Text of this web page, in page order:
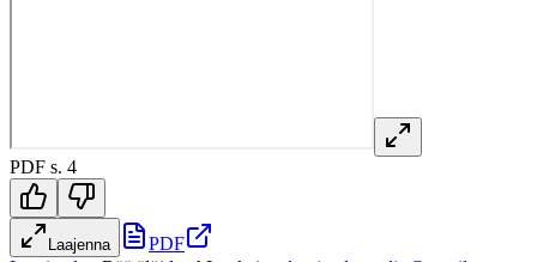
PDF s. 4
Laajenna
PDF